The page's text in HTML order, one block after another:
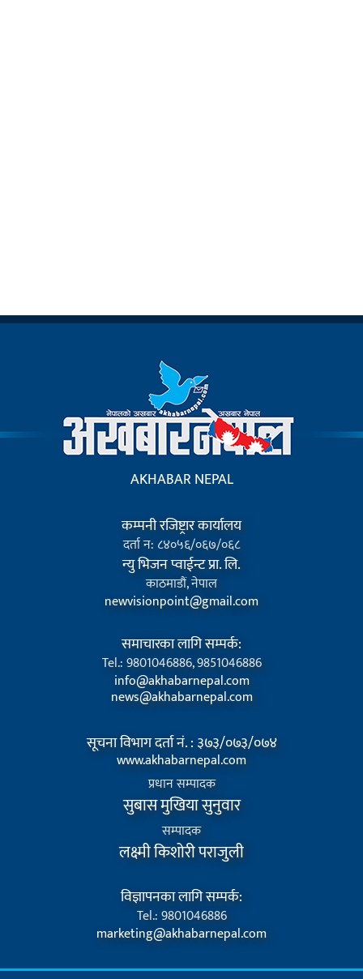
AKHABAR NEPAL
कम्पनी रजिष्ट्रार कार्यालय
दर्ता न: ८४०५६/०६७/०६८
न्यु भिजन प्वाईन्ट प्रा. लि.
काठमाडौं, नेपाल
newvisionpoint@gmail.com
समाचारका लागि सम्पर्क:
Tel.: 9801046886, 9851046886
info@akhabarnepal.com
news@akhabarnepal.com
सूचना विभाग दर्ता नं. : ३७३/०७३/०७४
www.akhabarnepal.com
प्रधान सम्पादक
सुबास मुखिया सुनुवार
सम्पादक
लक्ष्मी किशोरी पराजुली
विज्ञापनका लागि सम्पर्क:
Tel.: 9801046886
marketing@akhabarnepal.com